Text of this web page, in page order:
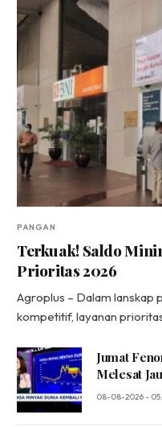
PANGAN
Terkuak! Saldo
Prioritas 2026
Agroplus – Dalam lanskap
kompetitif, layanan
Jumat
Melesat
08-08-2026 -